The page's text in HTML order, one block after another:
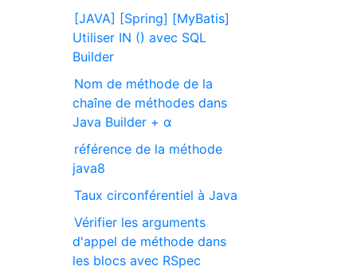
[JAVA] [Spring] [MyBatis]
Utiliser IN () avec SQL
Builder
Nom de méthode de la
chaîne de méthodes dans
Java Builder + α
référence de la méthode
java8
Taux circonférentiel à Java
Vérifier les arguments
d'appel de méthode dans
les blocs avec RSpec